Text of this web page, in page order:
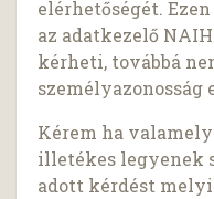
elérhetőségét.
az adatkezelő
kérheti, továbbá
személyazonosság
Kérem ha
illetékes legyenek
adott kérdést